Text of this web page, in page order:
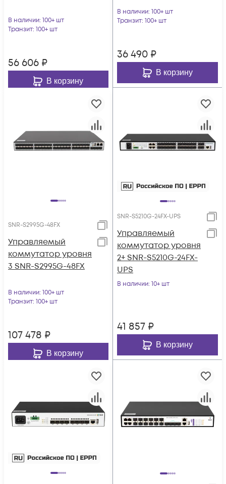
В наличии: 100+ шт
Транзит: 100+ шт
56 606 ₽
В корзину
В наличии: 100+ шт
Транзит: 100+ шт
36 490 ₽
В корзину
SNR-S2995G-48FX
Управляемый
коммутатор уровня
3 SNR-S2995G-48FX
В наличии: 100+ шт
Транзит: 100+ шт
107 478 ₽
В корзину
SNR-S5210G-24FX-UPS
Управляемый
коммутатор уровня
2+ SNR-S5210G-24FX-
UPS
В наличии: 10+ шт
41 857 ₽
В корзину